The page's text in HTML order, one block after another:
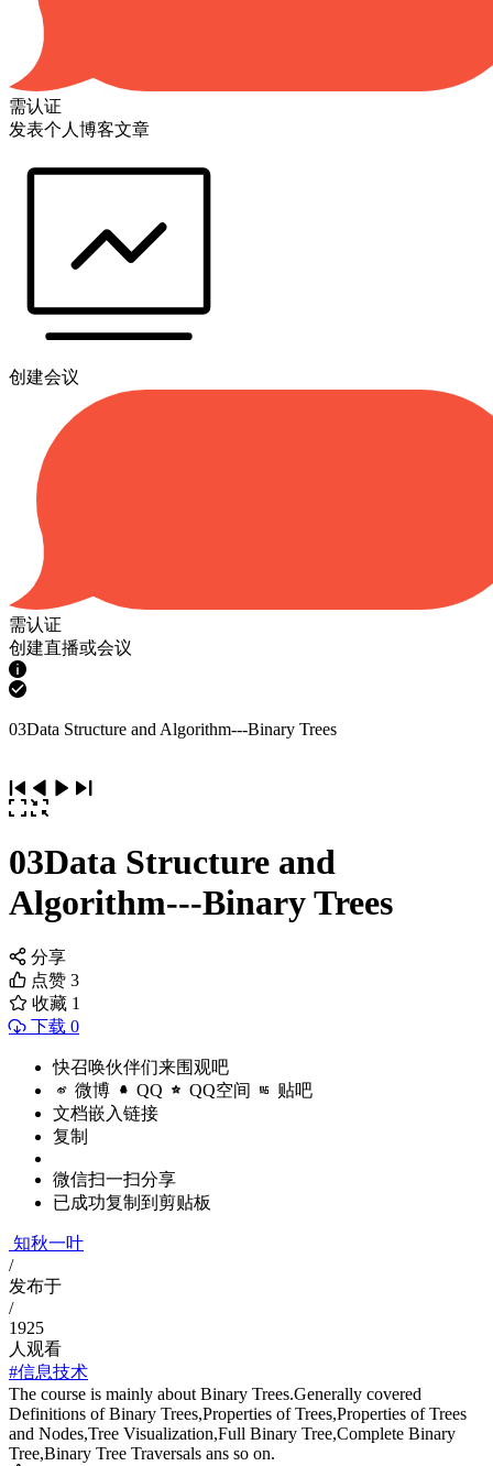
需认证
发表个人博客文章
创建会议
需认证
创建直播或会议
03Data Structure and Algorithm---Binary Trees
03Data Structure and
Algorithm---Binary Trees
分享
点赞 3
收藏 1
下载 0
快召唤伙伴们来围观吧
微博 QQ QQ空间 贴吧
文档嵌入链接
复制
微信扫一扫分享
已成功复制到剪贴板
知秋一叶
/
发布于
/
1925
人观看
#信息技术
The course is mainly about Binary Trees.Generally covered
Definitions of Binary Trees,Properties of Trees,Properties of Trees
and Nodes,Tree Visualization,Full Binary Tree,Complete Binary
Tree,Binary Tree Traversals ans so on.